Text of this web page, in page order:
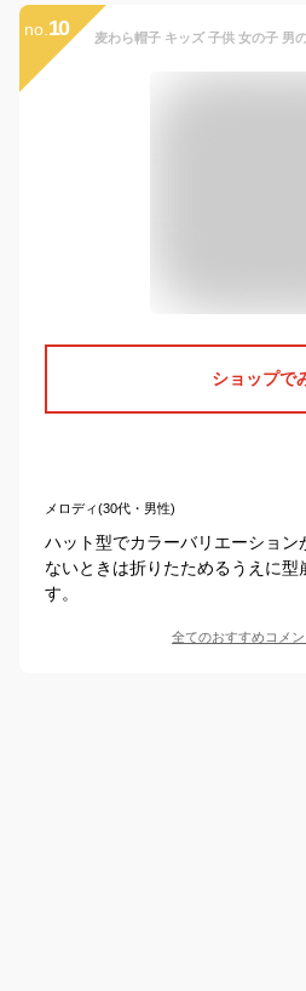
no. 10
ショップで
メロディ(30代・男性)
ハット型でカラーバリエーション
ないときは折りたためるうえに型
す。
全てのおすすめコメン